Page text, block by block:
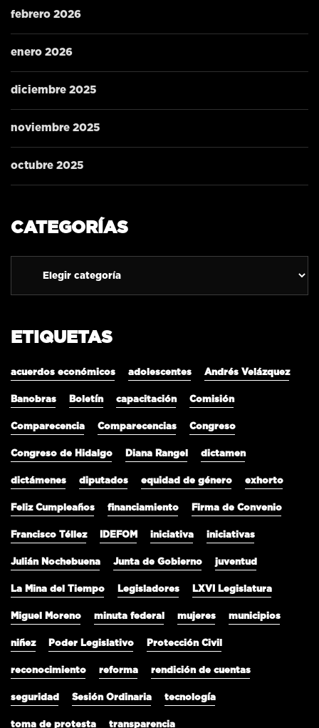
febrero 2026
enero 2026
diciembre 2025
noviembre 2025
octubre 2025
CATEGORÍAS
ETIQUETAS
acuerdos económicos adolescentes Andrés Velázquez
Banobras Boletín capacitación Comisión
Comparecencia Comparecencias Congreso
Congreso de Hidalgo Diana Rangel dictamen
dictámenes diputados equidad de género exhorto
Feliz Cumpleaños financiamiento Firma de Convenio
Francisco Téllez IDEFOM iniciativa iniciativas
Julián Nochebuena Junta de Gobierno juventud
La Mina del Tiempo Legisladores LXVI Legislatura
Miguel Moreno minuta federal mujeres municipios
niñez Poder Legislativo Protección Civil
reconocimiento reforma rendición de cuentas
seguridad Sesión Ordinaria tecnología
toma de protesta transparencia